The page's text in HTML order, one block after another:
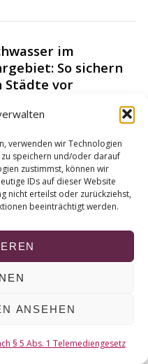
verwenden wir Technologien
speichern und/oder darauf
zustimmst, können wir
IDs auf dieser Website
nicht erteilst oder zurückziehst,
beeinträchtigt werden.
ANSEHEN
§ 5 Abs. 1 Telemediengesetz
im
So sichern
Städte vor